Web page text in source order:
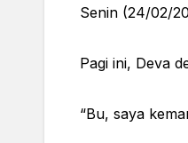
Senin (24/02/
Pagi ini, Deva
“Bu, saya